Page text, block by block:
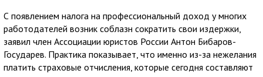
С появлением налога на профессиональный доход у многих
работодателей возник соблазн сократить свои издержки,
заявил член Ассоциации юристов России Антон Бибаров-
Государев. Практика показывает, что именно из-за нежелания
платить страховые отчисления, которые сегодня составляют